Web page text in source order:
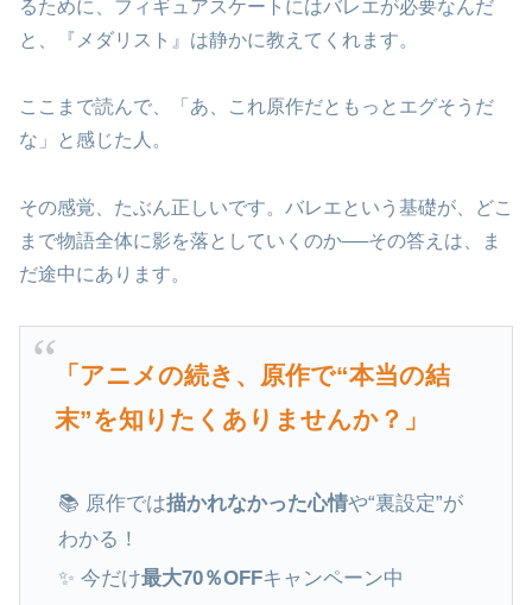
るために、フィギュアスケートにはバレエが必要なんだ
と、『メダリスト』は静かに教えてくれます。
ここまで読んで、「あ、これ原作だともっとエグそうだ
な」と感じた人。
その感覚、たぶん正しいです。バレエという基礎が、どこ
まで物語全体に影を落としていくのか──その答えは、ま
だ途中にあります。
「アニメの続き、原作で“本当の結
末”を知りたくありませんか？」
📚 原作では描かれなかった心情や“裏設定”が
わかる！
✨ 今だけ最大70％OFFキャンペーン中